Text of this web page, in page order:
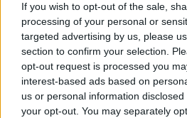
If you wish to opt-out of the sale,
processing of your personal or
targeted advertising by us, please
section to confirm your selection.
opt-out request is processed you
interest-based ads based on
us or personal information
your opt-out. You may separately
A lap úgy tudja. hogy
épületrészben korábban
is működött. A bejárat
(román, magyar és angol)
utókor számára a
történetét, arról azonban